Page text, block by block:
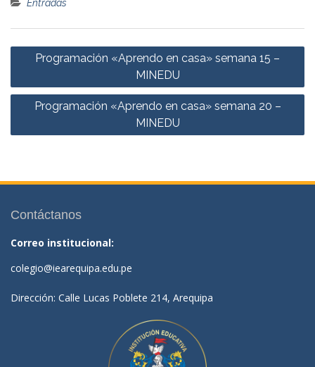
Entradas
Navegación
entradas
Programación «Aprendo en casa» semana 15 –
MINEDU
Programación «Aprendo en casa» semana 20 –
MINEDU
Contáctanos
Correo institucional:
colegio@iearequipa.edu.pe
Dirección: Calle Lucas Poblete 214, Arequipa